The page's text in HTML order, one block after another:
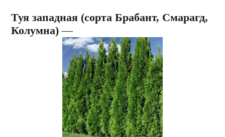
Туя западная (сорта Брабант, Смарагд,
Колумна) —